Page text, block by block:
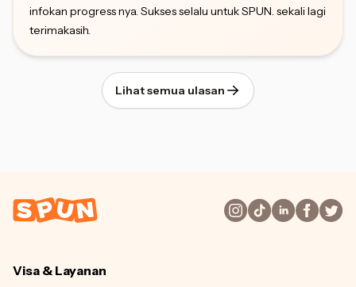
infokan progress nya. Sukses selalu untuk SPUN. sekali lagi
terimakasih.
Lihat semua ulasan
Visa & Layanan